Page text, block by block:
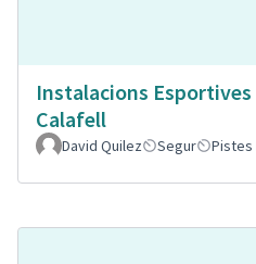
Instalacions Esportives
Calafell
David Quilez Segur Pistes